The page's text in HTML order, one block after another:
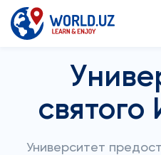
Университет